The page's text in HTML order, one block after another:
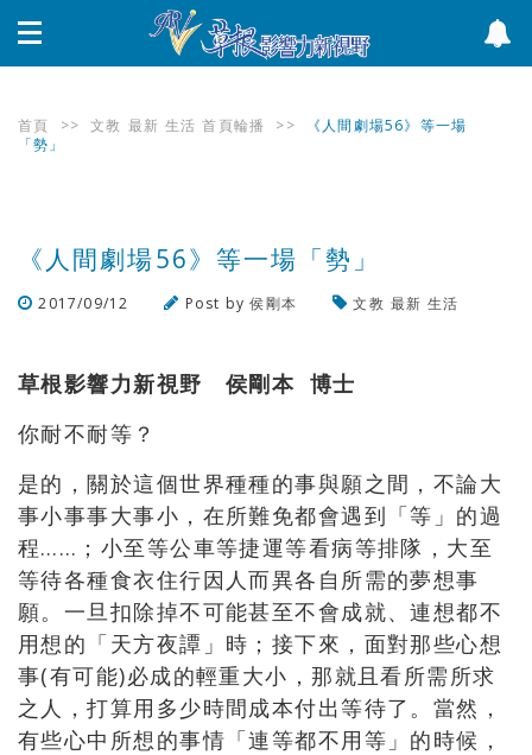
首頁 >> 文教 最新 生活 首頁輪播 >>
《人間劇場56》等一場
「勢」
《人間劇場56》等一場「勢」
2017/09/12 Post by侯剛本 文教 最新 生活
草根影響力新視野 侯剛本 博士
你耐不耐等？
是的，關於這個世界種種的事與願之間，不論大
事小事事大事小，在所難免都會遇到「等」的過
程……；小至等公車等捷運等看病等排隊，大至
等待各種食衣住行因人而異各自所需的夢想事
願。一旦扣除掉不可能甚至不會成就、連想都不
用想的「天方夜譚」時；接下來，面對那些心想
事(有可能)必成的輕重大小，那就且看所需所求
之人，打算用多少時間成本付出等待了。當然，
有些心中所想的事情「連等都不用等」的時候，